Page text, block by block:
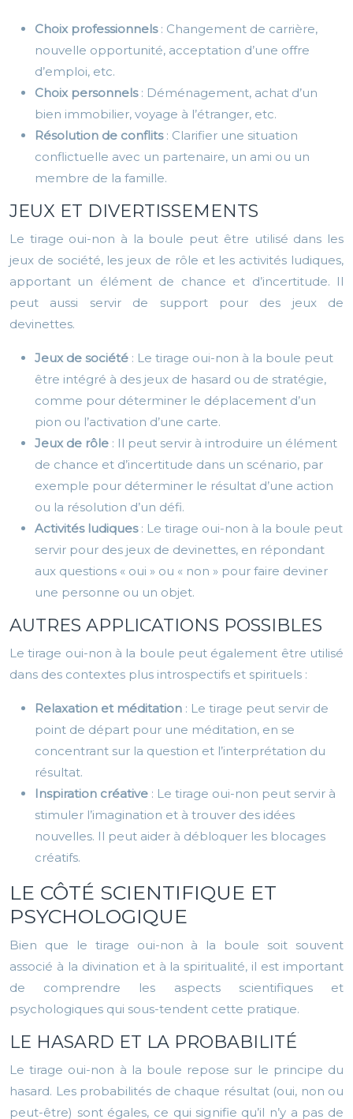
Choix professionnels : Changement de carrière,
nouvelle opportunité, acceptation d’une offre
d’emploi, etc.
Choix personnels : Déménagement, achat d’un
bien immobilier, voyage à l’étranger, etc.
Résolution de conflits : Clarifier une situation
conflictuelle avec un partenaire, un ami ou un
membre de la famille.
JEUX ET DIVERTISSEMENTS
Le tirage oui-non à la boule peut être utilisé dans les
jeux de société, les jeux de rôle et les activités ludiques,
apportant un élément de chance et d’incertitude. Il
peut aussi servir de support pour des jeux de
devinettes.
Jeux de société : Le tirage oui-non à la boule peut
être intégré à des jeux de hasard ou de stratégie,
comme pour déterminer le déplacement d’un
pion ou l’activation d’une carte.
Jeux de rôle : Il peut servir à introduire un élément
de chance et d’incertitude dans un scénario, par
exemple pour déterminer le résultat d’une action
ou la résolution d’un défi.
Activités ludiques : Le tirage oui-non à la boule peut
servir pour des jeux de devinettes, en répondant
aux questions « oui » ou « non » pour faire deviner
une personne ou un objet.
AUTRES APPLICATIONS POSSIBLES
Le tirage oui-non à la boule peut également être utilisé
dans des contextes plus introspectifs et spirituels :
Relaxation et méditation : Le tirage peut servir de
point de départ pour une méditation, en se
concentrant sur la question et l’interprétation du
résultat.
Inspiration créative : Le tirage oui-non peut servir à
stimuler l’imagination et à trouver des idées
nouvelles. Il peut aider à débloquer les blocages
créatifs.
LE CÔTÉ SCIENTIFIQUE ET
PSYCHOLOGIQUE
Bien que le tirage oui-non à la boule soit souvent
associé à la divination et à la spiritualité, il est important
de comprendre les aspects scientifiques et
psychologiques qui sous-tendent cette pratique.
LE HASARD ET LA PROBABILITÉ
Le tirage oui-non à la boule repose sur le principe du
hasard. Les probabilités de chaque résultat (oui, non ou
peut-être) sont égales, ce qui signifie qu’il n’y a pas de